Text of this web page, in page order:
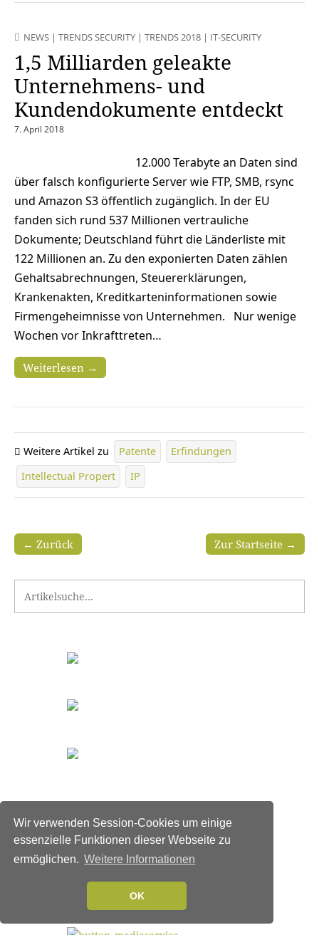
Wir verwenden Session-Cookies um einige
essenzielle Funktionen dieser Webseite zu
ermöglichen. Weitere Informationen
OK
NEWS | TRENDS SECURITY | TRENDS 2018 | IT-SECURITY
1,5 Milliarden geleakte
Unternehmens- und
Kundendokumente entdeckt
7. April 2018
12.000 Terabyte an Daten sind
über falsch konfigurierte Server wie FTP, SMB, rsync
und Amazon S3 öffentlich zugänglich. In der EU
fanden sich rund 537 Millionen vertrauliche
Dokumente; Deutschland führt die Länderliste mit
122 Millionen an. Zu den exponierten Daten zählen
Gehaltsabrechnungen, Steuererklärungen,
Krankenakten, Kreditkarteninformationen sowie
Firmengeheimnisse von Unternehmen. Nur wenige
Wochen vor Inkrafttreten…
Weiterlesen →
Weitere Artikel zu Patente
Erfindungen
Intellectual Propert
IP
Zur Startseite →
← Zurück